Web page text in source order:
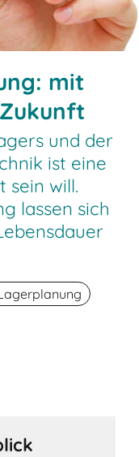
mit
und der
ist eine
sein will.
lassen sich